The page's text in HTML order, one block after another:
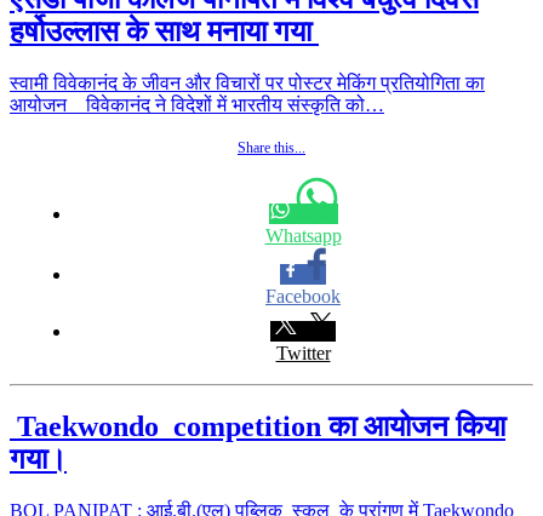
हर्षोउल्लास के साथ मनाया गया
स्वामी विवेकानंद के जीवन और विचारों पर पोस्टर मेकिंग प्रतियोगिता का
आयोजन विवेकानंद ने विदेशों में भारतीय संस्कृति को…
Share this...
Whatsapp
Facebook
Twitter
Taekwondo competition का आयोजन किया
गया।
BOL PANIPAT : आई.बी.(एल) पब्लिक स्कूल के प्रांगण में Taekwondo